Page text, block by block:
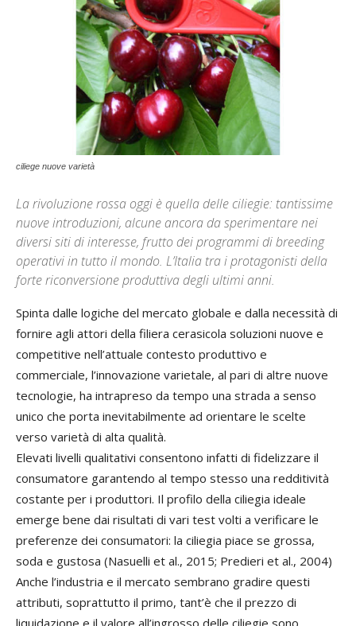
ciliege nuove varietà
La rivoluzione rossa oggi è quella delle ciliegie: tantissime
nuove introduzioni, alcune ancora da sperimentare nei
diversi siti di interesse, frutto dei programmi di breeding
operativi in tutto il mondo. L’Italia tra i protagonisti della
forte riconversione produttiva degli ultimi anni.
Spinta dalle logiche del mercato globale e dalla necessità di
fornire agli attori della filiera cerasicola soluzioni nuove e
competitive nell’attuale contesto produttivo e
commerciale, l’innovazione varietale, al pari di altre nuove
tecnologie, ha intrapreso da tempo una strada a senso
unico che porta inevitabilmente ad orientare le scelte
verso varietà di alta qualità.
Elevati livelli qualitativi consentono infatti di fidelizzare il
consumatore garantendo al tempo stesso una redditività
costante per i produttori. Il profilo della ciliegia ideale
emerge bene dai risultati di vari test volti a verificare le
preferenze dei consumatori: la ciliegia piace se grossa,
soda e gustosa (Nasuelli et al., 2015; Predieri et al., 2004)
Anche l’industria e il mercato sembrano gradire questi
attributi, soprattutto il primo, tant’è che il prezzo di
liquidazione e il valore all’ingrosso delle ciliegie sono